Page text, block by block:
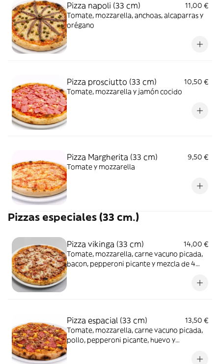
Pizza napoli (33 cm)
11,00 €
Tomate, mozzarella, anchoas, alcaparras y
orégano
Pizza prosciutto (33 cm)
10,50 €
Tomate, mozzarella y jamón cocido
Pizza Margherita (33 cm)
9,50 €
Tomate y mozzarella
Pizzas especiales (33 cm.)
Pizza vikinga (33 cm)
14,00 €
Tomate, mozzarella, carne vacuno picada,
bacon, pepperoni picante y mezcla de 4
Pizza espacial (33 cm)
13,50 €
Tomate, mozzarella, carne vacuno picada,
pollo, pepperoni picante, huevo y